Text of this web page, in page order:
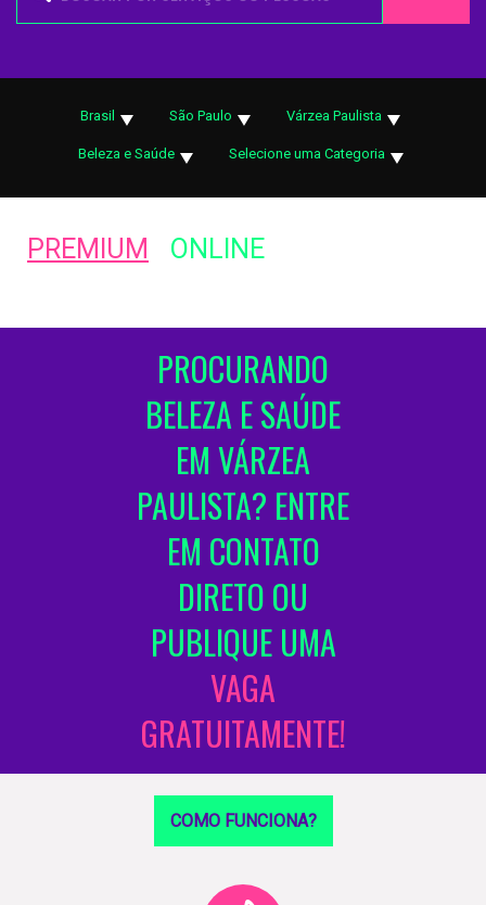
Brasil São Paulo Várzea Paulista
Beleza e Saúde Selecione uma Categoria
PREMIUM ONLINE
PROCURANDO
BELEZA E SAÚDE
EM VÁRZEA
PAULISTA? ENTRE
EM CONTATO
DIRETO OU
PUBLIQUE UMA
VAGA
GRATUITAMENTE!
COMO FUNCIONA?